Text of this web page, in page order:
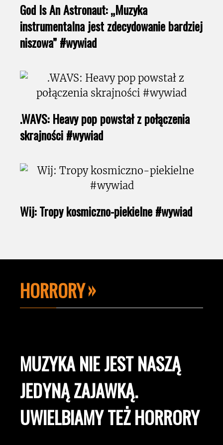
God Is An Astronaut: „Muzyka
instrumentalna jest zdecydowanie bardziej
niszowa” #wywiad
.WAVS: Heavy pop powstał z połączenia
skrajności #wywiad
Wij: Tropy kosmiczno-piekielne #wywiad
HORRORY
MUZYKA NIE JEST NASZĄ
JEDYNĄ ZAJAWKĄ.
UWIELBIAMY TEŻ HORRORY